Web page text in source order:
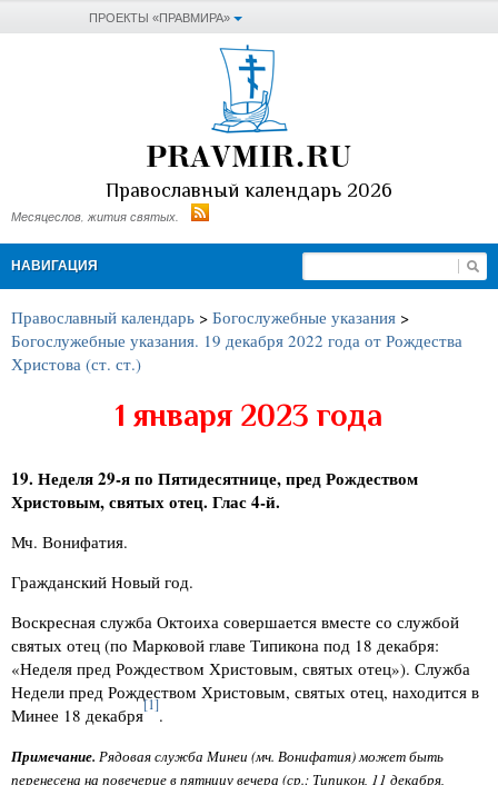
ПРОЕКТЫ «ПРАВМИРА»
PRAVMIR.RU
Православный календарь 2026
Месяцеслов, жития святых.
НАВИГАЦИЯ
Православный календарь > Богослужебные указания >
Богослужебные указания. 19 декабря 2022 года от Рождества
Христова (ст. ст.)
1 января 2023 года
19. Неделя 29-я по Пятидесятнице, пред Рождеством
Христовым, святых отец. Глас 4-й.
Мч. Вонифатия.
Гражданский Новый год.
Воскресная служба Октоиха совершается вместе со службой
святых отец (по Марковой главе Типикона под 18 декабря:
«Неделя пред Рождеством Христовым, святых отец»). Служба
Недели пред Рождеством Христовым, святых отец, находится в
Минее 18 декабря[1].
Примечание. Рядовая служба Минеи (мч. Вонифатия) может быть
перенесена на повечерие в пятницу вечера (ср.: Типикон, 11 декабря,